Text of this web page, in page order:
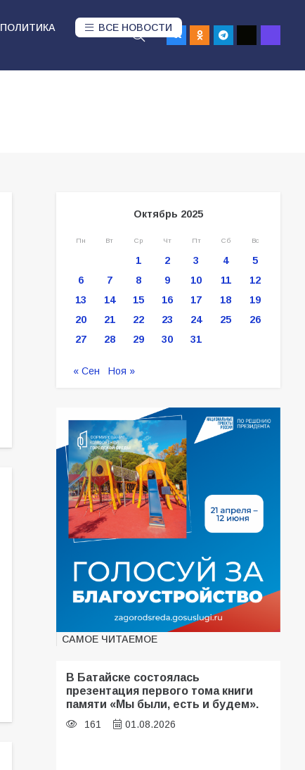
ПОЛИТИКА ВСЕ НОВОСТИ
Октябрь 2025
Пн Вт Ср Чт Пт Сб Вс
1 2 3 4
5
6
7 8 9 10 11
12
13
14 15 16 17 18
19
20
21 22 23 24 25
26
27
28 29 30 31
« Сен Ноя »
САМОЕ ЧИТАЕМОЕ
В Батайске состоялась
презентация первого тома книги
памяти «Мы были, есть и будем».
161 01.08.2026